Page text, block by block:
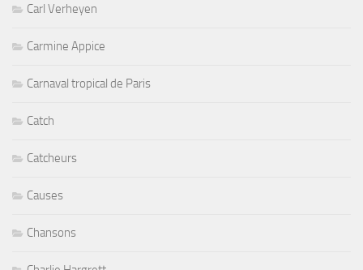
Carl Verheyen
Carmine Appice
Carnaval tropical de Paris
Catch
Catcheurs
Causes
Chansons